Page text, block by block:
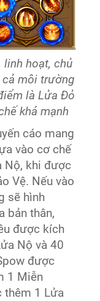
linh hoạt, chủ
môi trường
là Lửa Đỏ
khá mạnh
cáo mang
vào cơ chế
Nộ, khi được
Vệ. Nếu vào
sẽ hình
bản thân,
được kích
Nộ và 40
được
1 Miễn
thêm 1 Lửa